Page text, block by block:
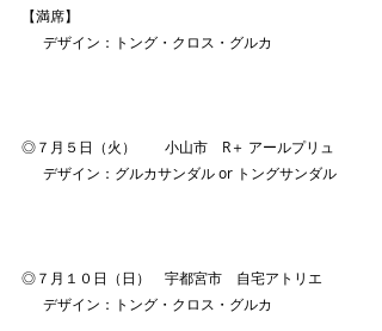
【満席】
デザイン：トング・クロス・グルカ
◎７月５日（火）　　小山市　R＋ アールプリュ
デザイン：グルカサンダル or トングサンダル
◎７月１０日（日）　宇都宮市　自宅アトリエ
デザイン：トング・クロス・グルカ